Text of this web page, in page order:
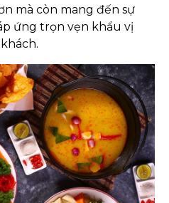
mà còn mang đến sự
ứng trọn vẹn khẩu vị